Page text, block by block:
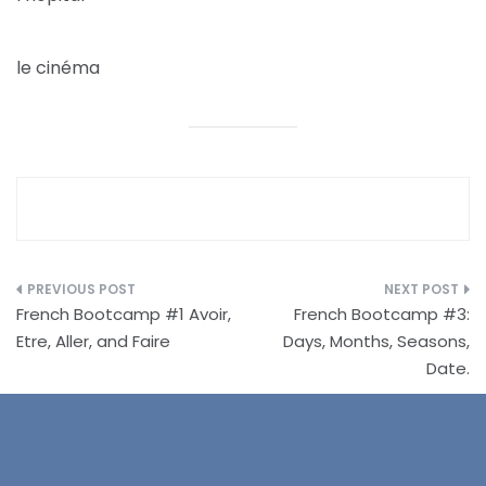
le cinéma
Post
navigation
French Bootcamp #1 Avoir,
Etre, Aller, and Faire
French Bootcamp #3:
Days, Months, Seasons,
Date.